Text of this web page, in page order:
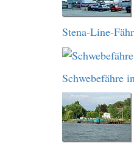
Stena-Line-
Schwebefähre